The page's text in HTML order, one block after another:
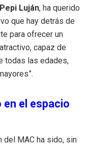
Pepi Luján, ha querido
que hay detrás de
para ofrecer un
capaz de
todas las edades,
el espacio
del MAC ha sido, sin